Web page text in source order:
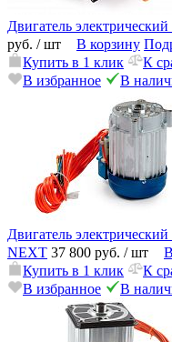
Двигатель
руб. / шт В корзину
Купить в 1 клик
К
В избранное
В
Двигатель
NEXT 37 800 руб. / шт
Купить в 1 клик
К
В избранное
В